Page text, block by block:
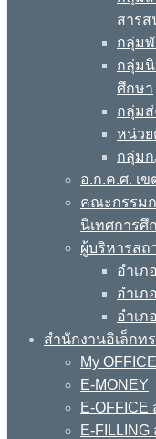
สารส
กลุ่ม
กลุ่มนิ
ศึกษา
กลุ่มส่
หน่วย
กลุ่ม
อ.ก.ค.ศ. เ
คณะกรรมก
นิเทศการศึ
ผู้บริหารสถ
อำเภ
อำเภ
อำเภ
สำนักงานอิเล็กท
My
E-MONEY
E-OFFICE
E-FILLING